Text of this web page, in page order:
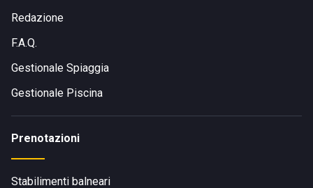
Redazione
F.A.Q.
Gestionale Spiaggia
Gestionale Piscina
Prenotazioni
Stabilimenti balneari